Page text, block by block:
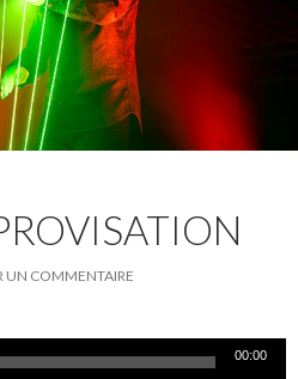
UN COMMENTAIRE
00:00